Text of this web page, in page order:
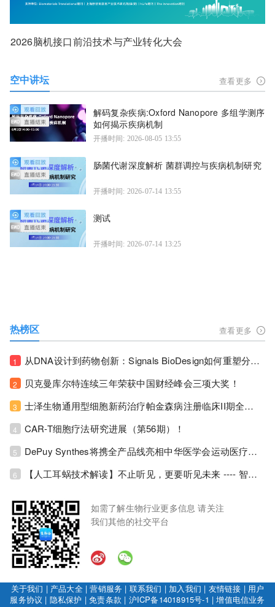
2026脑机接口前沿技术与产业转化大会
空中讲坛 查看更多
解码复杂疾病:Oxford Nanopore 多组学测序
如何揭示疾病机制
开播时间: 2026-08-05 13:55
肠菌代谢深度解析 菌群调控与疾病机制研究
开播时间: 2026-07-14 13:55
测试
开播时间: 2026-07-14 13:25
热榜区 查看更多
1 从DNA设计到药物创新：Signals BioDesign如何重塑分子生物学研发生态！
2 贝克曼库尔特连续三年荣获中国财经峰会三项大奖！
3 士泽生物通用型细胞新药治疗帕金森病注册临床II期全部入组完成！
4 CAR-T细胞疗法研究进展（第56期）！
5 DePuy Synthes将携全产品线亮相中华医学会运动医疗分会大会，加码布局中国运动医学创新赛道！
6 【人工耳蜗技术解读】不止听见，更要听见未来 ---- 智能耳蜗，开启人工耳蜗技术新纪元！
如需了解生物行业更多信息 请关注
我们其他的社交平台
关于我们 | 产品大全|营销服务 | 联系我们 | 加入我们 | 友情链接 | 用户
服务协议 | 隐私保护 |免责条款 | 沪ICP备14018915号-1 |增值电信业务